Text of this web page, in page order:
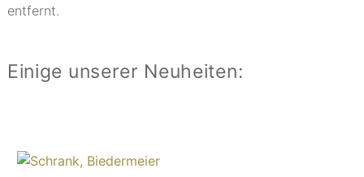
entfernt.
Einige unserer Neuheiten: